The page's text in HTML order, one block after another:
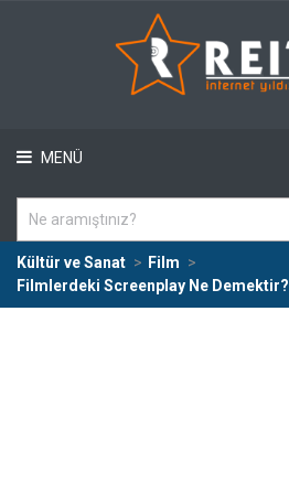
MENÜ
Kültür ve Sanat
Film
Filmlerdeki Screenplay Ne Demektir?